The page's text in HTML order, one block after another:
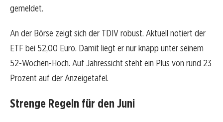
gemeldet.
An der Börse zeigt sich der TDIV robust. Aktuell notiert der
ETF bei 52,00 Euro. Damit liegt er nur knapp unter seinem
52-Wochen-Hoch. Auf Jahressicht steht ein Plus von rund 23
Prozent auf der Anzeigetafel.
Strenge Regeln für den Juni